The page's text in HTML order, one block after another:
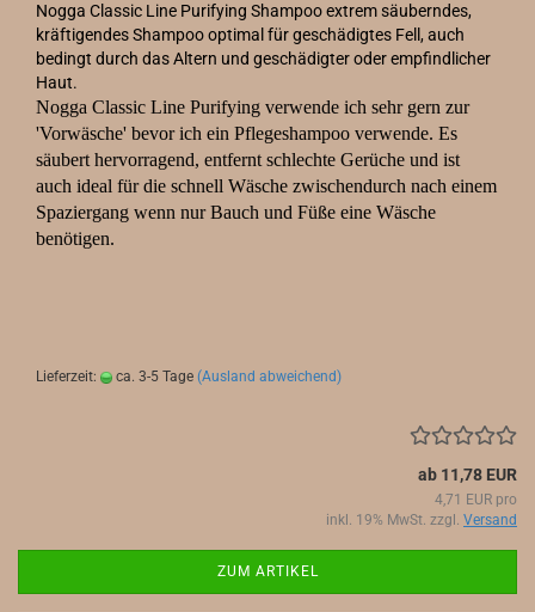
Nogga Classic Line Purifying Shampoo extrem säuberndes,
kräftigendes Shampoo optimal für geschädigtes Fell, auch
bedingt durch das Altern und geschädigter oder empfindlicher
Haut.
Nogga Classic Line Purifying verwende ich sehr gern zur
'Vorwäsche' bevor ich ein Pflegeshampoo verwende. Es
säubert hervorragend, entfernt schlechte Gerüche und ist
auch ideal für die schnell Wäsche zwischendurch nach einem
Spaziergang wenn nur Bauch und Füße eine Wäsche
benötigen.
Lieferzeit: ca. 3-5 Tage (Ausland abweichend)
ab 11,78 EUR
4,71 EUR pro
inkl. 19% MwSt. zzgl. Versand
ZUM ARTIKEL